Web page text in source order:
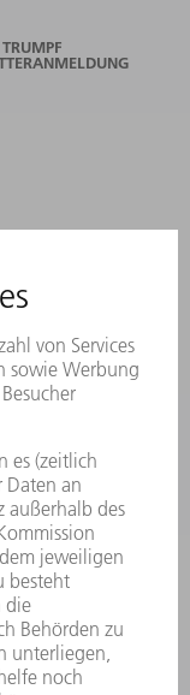
TRUMPF